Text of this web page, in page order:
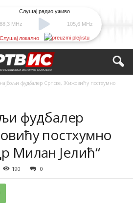
88,3 MHz
Слушај радио уживо
105,6 MHz
Слушај локално
фудбалер Српске, Жижовићу постхумно
фудбалер
постхумно
Милан Јелић“
190 0